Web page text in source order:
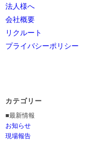
法人様へ
会社概要
リクルート
プライバシーポリシー
カテゴリー
■最新情報
お知らせ
現場報告